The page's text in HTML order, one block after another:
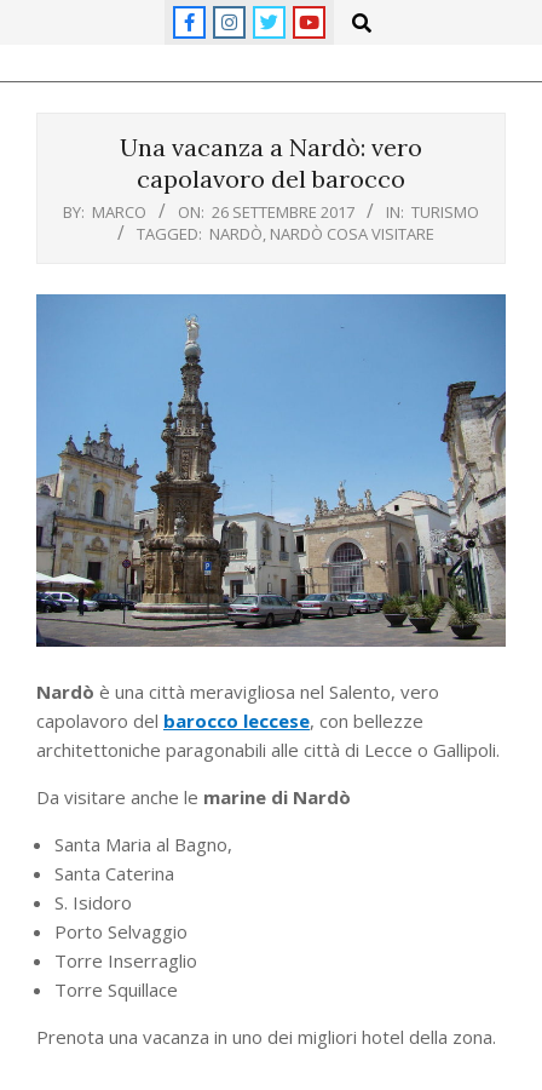
Search
Una vacanza a Nardò: vero
capolavoro del barocco
BY: MARCO ON: 26 SETTEMBRE 2017 IN: TURISMO
TAGGED: NARDÒ, NARDÒ COSA VISITARE
Nardò è una città meravigliosa nel Salento, vero
capolavoro del barocco leccese, con bellezze
architettoniche paragonabili alle città di Lecce o Gallipoli.
Da visitare anche le marine di Nardò
Santa Maria al Bagno,
Santa Caterina
S. Isidoro
Porto Selvaggio
Torre Inserraglio
Torre Squillace
Prenota una vacanza in uno dei migliori hotel della zona.